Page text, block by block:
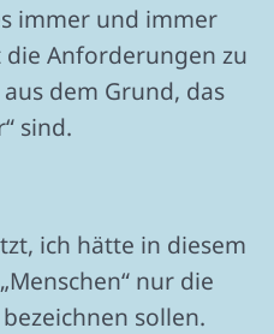
immer und immer
Anforderungen zu
dem Grund, das
sind.
ich hätte in diesem
nur die
sollen.